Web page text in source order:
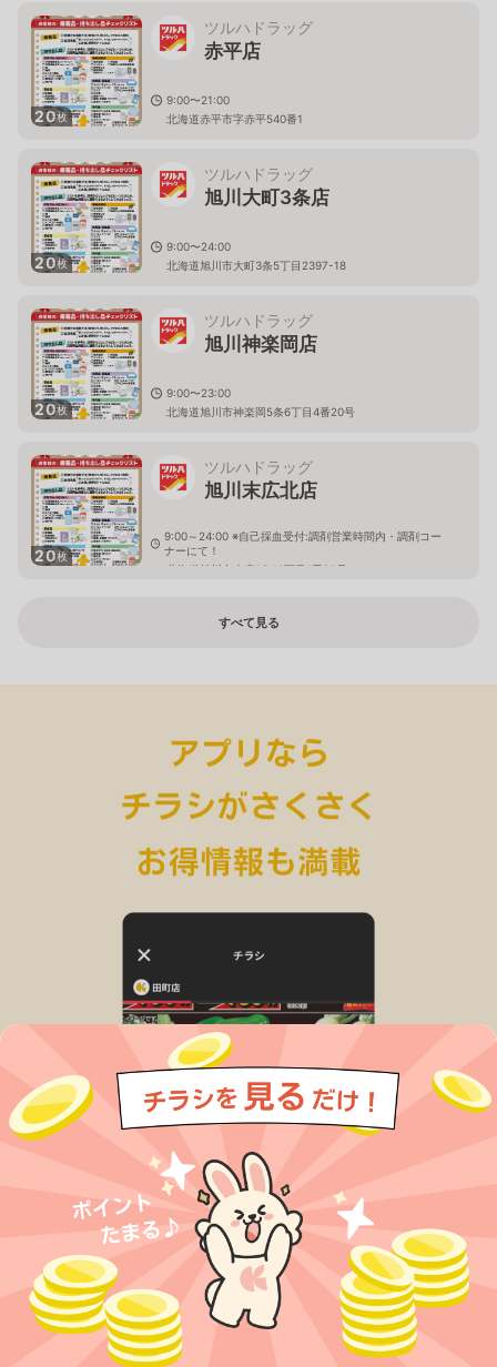
20枚
ツルハドラッグ
赤平店
9:00〜21:00
北海道赤平市字赤平540番1
20枚
ツルハドラッグ
旭川大町3条店
9:00〜24:00
北海道旭川市大町3条5丁目2397-18
20枚
ツルハドラッグ
旭川神楽岡店
9:00〜23:00
北海道旭川市神楽岡5条6丁目4番20号
20枚
ツルハドラッグ
旭川末広北店
9:00～24:00 ※自己採血受付:調剤営業時間内・調剤コー
ナーにて！
北海道旭川市末広1条10丁目1番20号
すべて見る